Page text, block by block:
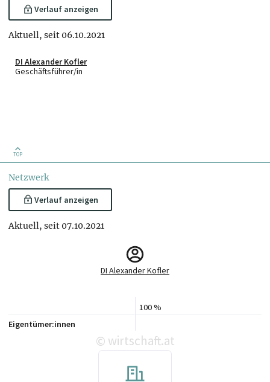
Verlauf anzeigen
Aktuell, seit 06.10.2021
DI Alexander Kofler
Geschäftsführer/in
TOP
Netzwerk
Verlauf anzeigen
Aktuell, seit 07.10.2021
DI Alexander Kofler
100 %
Eigentümer:innen
© wirtschaft.at